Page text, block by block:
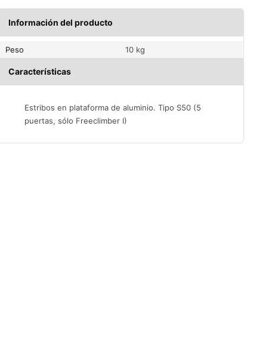
Información del producto
Peso 10 kg
Características
Estribos en plataforma de aluminio. Tipo S50 (5
puertas, sólo Freeclimber I)